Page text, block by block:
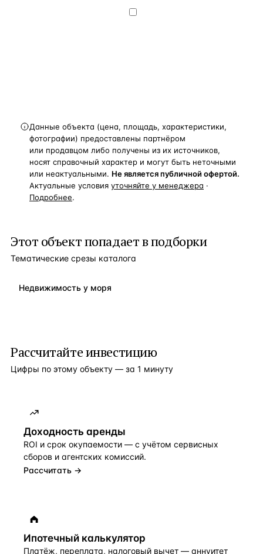
Данные объекта (цена, площадь, характеристики,
фотографии) предоставлены партнёром
или продавцом либо получены из их источников,
носят справочный характер и могут быть неточными
или неактуальными. Не является публичной офертой.
Актуальные условия уточняйте у менеджера ·
Подробнее.
Этот объект попадает в подборки
Тематические срезы каталога
Недвижимость у моря
Рассчитайте инвестицию
Цифры по этому объекту — за 1 минуту
Доходность аренды
ROI и срок окупаемости — с учётом сервисных
сборов и агентских комиссий.
Рассчитать →
Ипотечный калькулятор
Платёж, переплата, налоговый вычет — аннуитет